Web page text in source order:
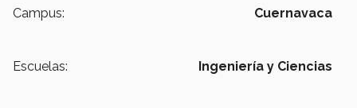
Campus: Cuernavaca
Escuelas: Ingeniería y Ciencias